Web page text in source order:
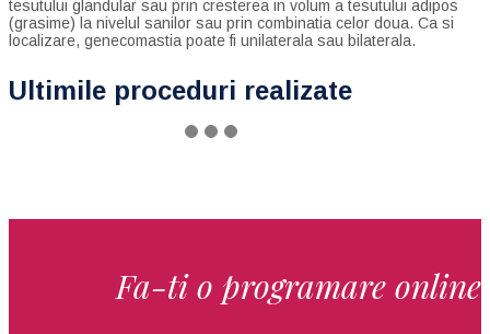
tesutului glandular sau prin cresterea in volum a tesutului adipos
(grasime) la nivelul sanilor sau prin combinatia celor doua. Ca si
localizare, genecomastia poate fi unilaterala sau bilaterala.
Ultimile proceduri realizate
Fa-ti o programare online